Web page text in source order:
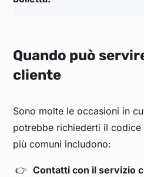
Quando può
cliente
Sono molte le occasioni in
potrebbe richiederti il codice
più comuni includono:
Contatti con il servizio